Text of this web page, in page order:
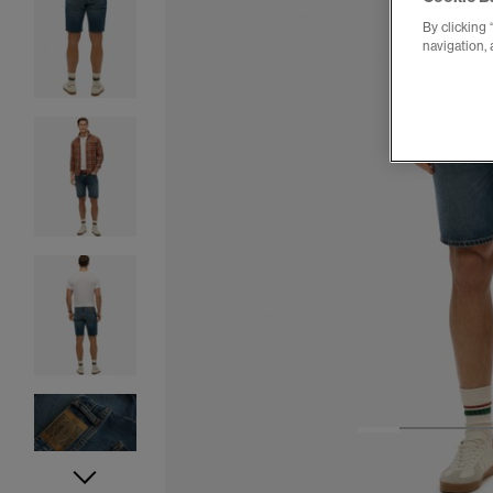
3
By clicking
navigation,